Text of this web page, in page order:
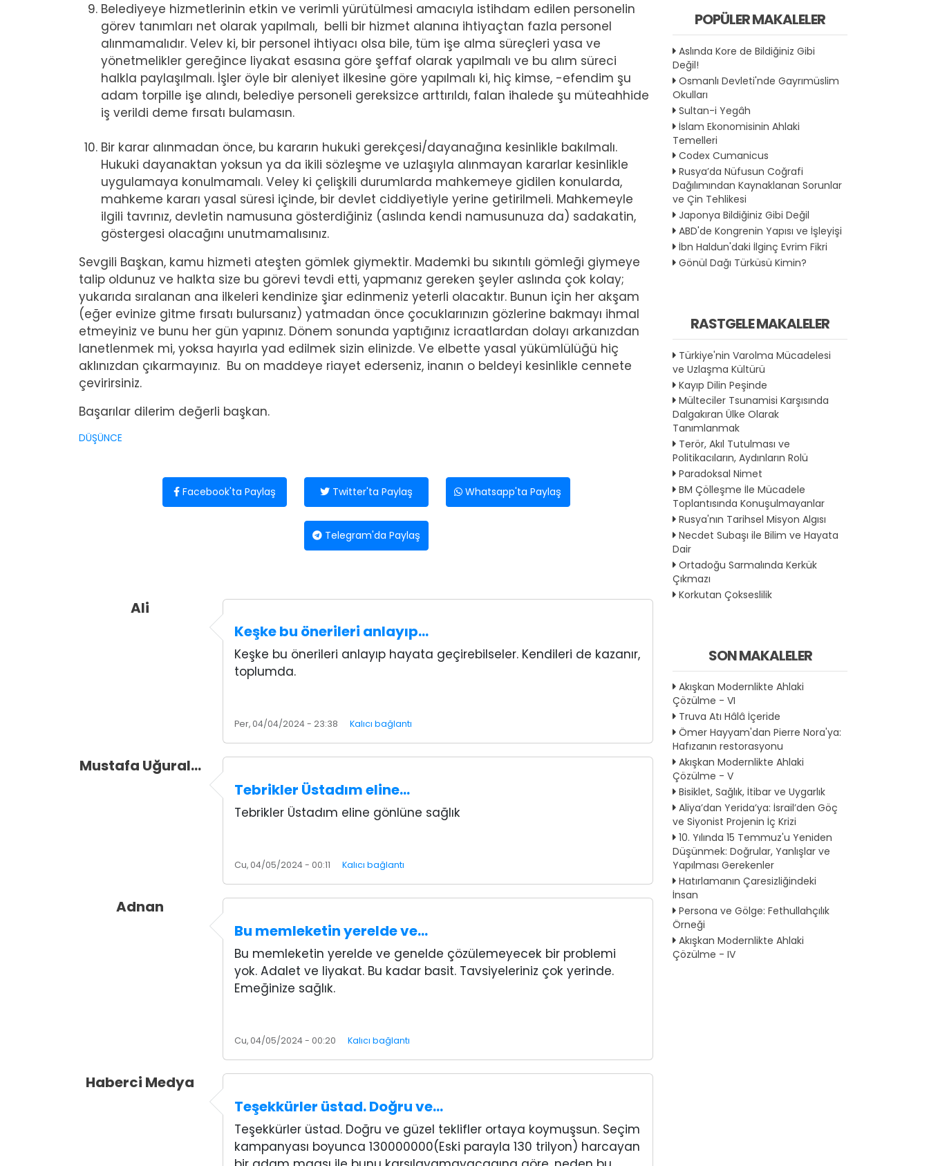
Belediyeye hizmetlerinin etkin ve verimli yürütülmesi amacıyla istihdam edilen personelin
görev tanımları net olarak yapılmalı, belli bir hizmet alanına ihtiyaçtan fazla personel
alınmamalıdır. Velev ki, bir personel ihtiyacı olsa bile, tüm işe alma süreçleri yasa ve
yönetmelikler gereğince liyakat esasına göre şeffaf olarak yapılmalı ve bu alım süreci
halkla paylaşılmalı. İşler öyle bir aleniyet ilkesine göre yapılmalı ki, hiç kimse, -efendim şu
adam torpille işe alındı, belediye personeli gereksizce arttırıldı, falan ihalede şu müteahhide
iş verildi deme fırsatı bulamasın.
Bir karar alınmadan önce, bu kararın hukuki gerekçesi/dayanağına kesinlikle bakılmalı.
Hukuki dayanaktan yoksun ya da ikili sözleşme ve uzlaşıyla alınmayan kararlar kesinlikle
uygulamaya konulmamalı. Veley ki çelişkili durumlarda mahkemeye gidilen konularda,
mahkeme kararı yasal süresi içinde, bir devlet ciddiyetiyle yerine getirilmeli. Mahkemeyle
ilgili tavrınız, devletin namusuna gösterdiğiniz (aslında kendi namusunuza da) sadakatin,
göstergesi olacağını unutmamalısınız.
Sevgili Başkan, kamu hizmeti ateşten gömlek giymektir. Mademki bu sıkıntılı gömleği giymeye
talip oldunuz ve halkta size bu görevi tevdi etti, yapmanız gereken şeyler aslında çok kolay;
yukarıda sıralanan ana ilkeleri kendinize şiar edinmeniz yeterli olacaktır. Bunun için her akşam
(eğer evinize gitme fırsatı bulursanız) yatmadan önce çocuklarınızın gözlerine bakmayı ihmal
etmeyiniz ve bunu her gün yapınız. Dönem sonunda yaptığınız icraatlardan dolayı arkanızdan
lanetlenmek mi, yoksa hayırla yad edilmek sizin elinizde. Ve elbette yasal yükümlülüğü hiç
aklınızdan çıkarmayınız. Bu on maddeye riayet ederseniz, inanın o beldeyi kesinlikle cennete
çevirirsiniz.
Başarılar dilerim değerli başkan.
DÜŞÜNCE
Facebook'ta Paylaş Twitter'ta Paylaş Whatsapp'ta Paylaş
Telegram'da Paylaş
Ali
Keşke bu önerileri anlayıp…
Keşke bu önerileri anlayıp hayata geçirebilseler. Kendileri de kazanır,
toplumda.
Per, 04/04/2024 - 23:38 Kalıcı bağlantı
Mustafa Uğural…
Tebrikler Üstadım eline…
Tebrikler Üstadım eline gönlüne sağlık
Cu, 04/05/2024 - 00:11 Kalıcı bağlantı
Adnan
Bu memleketin yerelde ve…
Bu memleketin yerelde ve genelde çözülemeyecek bir problemi
yok. Adalet ve liyakat. Bu kadar basit. Tavsiyeleriniz çok yerinde.
Emeğinize sağlık.
Cu, 04/05/2024 - 00:20 Kalıcı bağlantı
Haberci Medya
Teşekkürler üstad. Doğru ve…
Teşekkürler üstad. Doğru ve güzel teklifler ortaya koymuşsun. Seçim
kampanyası boyunca 130000000(Eski parayla 130 trilyon) harcayan
POPÜLER MAKALELER
Aslında Kore de Bildiğiniz Gibi
Değil!
Osmanlı Devleti'nde Gayrımüslim
Okulları
Sultan-i Yegâh
İslam Ekonomisinin Ahlaki
Temelleri
Codex Cumanicus
Rusya’da Nüfusun Coğrafi
Dağılımından Kaynaklanan Sorunlar
ve Çin Tehlikesi
Japonya Bildiğiniz Gibi Değil
ABD'de Kongrenin Yapısı ve İşleyişi
İbn Haldun'daki İlginç Evrim Fikri
Gönül Dağı Türküsü Kimin?
RASTGELE MAKALELER
Türkiye'nin Varolma Mücadelesi
ve Uzlaşma Kültürü
Kayıp Dilin Peşinde
Mülteciler Tsunamisi Karşısında
Dalgakıran Ülke Olarak
Tanımlanmak
Terör, Akıl Tutulması ve
Politikacıların, Aydınların Rolü
Paradoksal Nimet
BM Çölleşme İle Mücadele
Toplantısında Konuşulmayanlar
Rusya'nın Tarihsel Misyon Algısı
Necdet Subaşı ile Bilim ve Hayata
Dair
Ortadoğu Sarmalında Kerkük
Çıkmazı
Korkutan Çokseslilik
SON MAKALELER
Akışkan Modernlikte Ahlaki
Çözülme - VI
Truva Atı Hâlâ İçeride
Ömer Hayyam'dan Pierre Nora'ya:
Hafızanın restorasyonu
Akışkan Modernlikte Ahlaki
Çözülme - V
Bisiklet, Sağlık, İtibar ve Uygarlık
Aliya’dan Yerida’ya: İsrail’den Göç
ve Siyonist Projenin İç Krizi
10. Yılında 15 Temmuz'u Yeniden
Düşünmek: Doğrular, Yanlışlar ve
Yapılması Gerekenler
Hatırlamanın Çaresizliğindeki
İnsan
Persona ve Gölge: Fethullahçılık
Örneği
Akışkan Modernlikte Ahlaki
Çözülme - IV